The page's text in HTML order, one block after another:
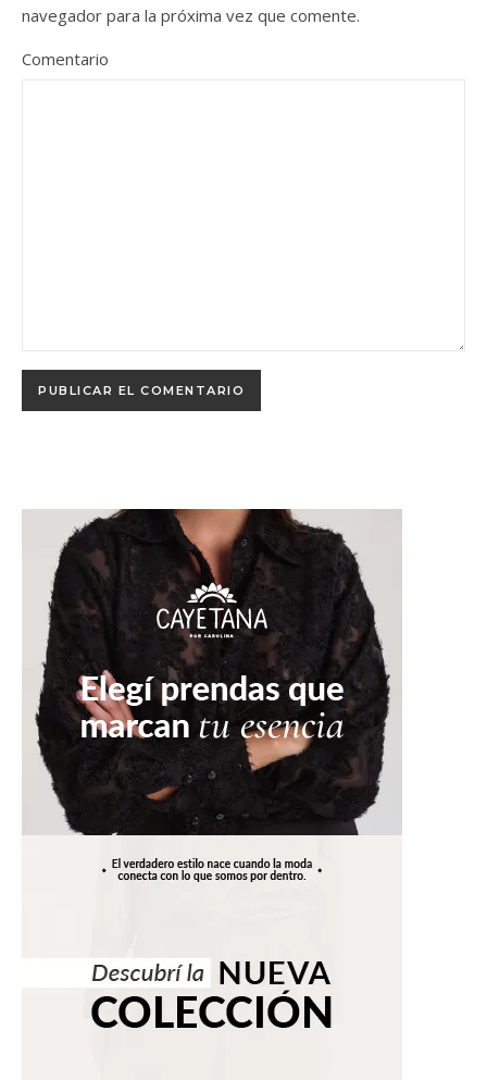
navegador para la próxima vez que comente.
Comentario